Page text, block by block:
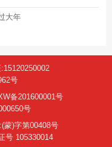
大年
号
备201600001号
号
蒙)字第00408号
号 105330014